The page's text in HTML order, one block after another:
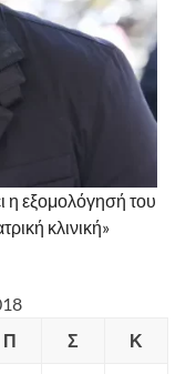
η εξομολόγησή του
κλινική»
Π Σ Κ